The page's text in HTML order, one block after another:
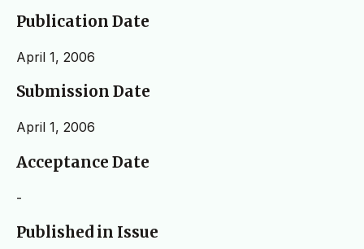
Publication Date
April 1, 2006
Submission Date
April 1, 2006
Acceptance Date
-
Published in Issue